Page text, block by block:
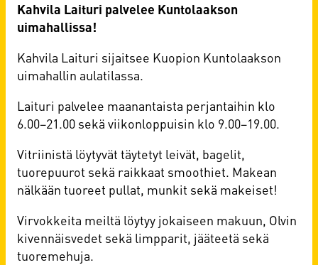
Kahvila Laituri palvelee Kuntolaakson
uimahallissa!
Kahvila Laituri sijaitsee Kuopion Kuntolaakson
uimahallin aulatilassa.
Laituri palvelee maanantaista perjantaihin klo
6.00–21.00 sekä viikonloppuisin klo 9.00–19.00.
Vitriinistä löytyvät täytetyt leivät, bagelit,
tuorepuurot sekä raikkaat smoothiet. Makean
nälkään tuoreet pullat, munkit sekä makeiset!
Virvokkeita meiltä löytyy jokaiseen makuun, Olvin
kivennäisvedet sekä limpparit, jääteetä sekä
tuoremehuja.